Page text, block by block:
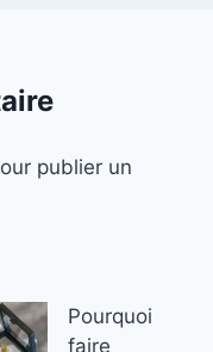
publier un
Pourquoi
faire